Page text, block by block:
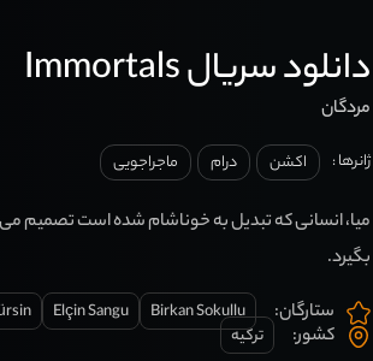
دانلود سریال Immortals
مردگان
ژانرها : اکشن درام ماجراجویی
میا، انسانی که تبدیل به خوناشام شده است تصمیم
بگیرد.
ستارگان:
Birkan Sokullu
Elçin Sangu
کشور: ترکیه